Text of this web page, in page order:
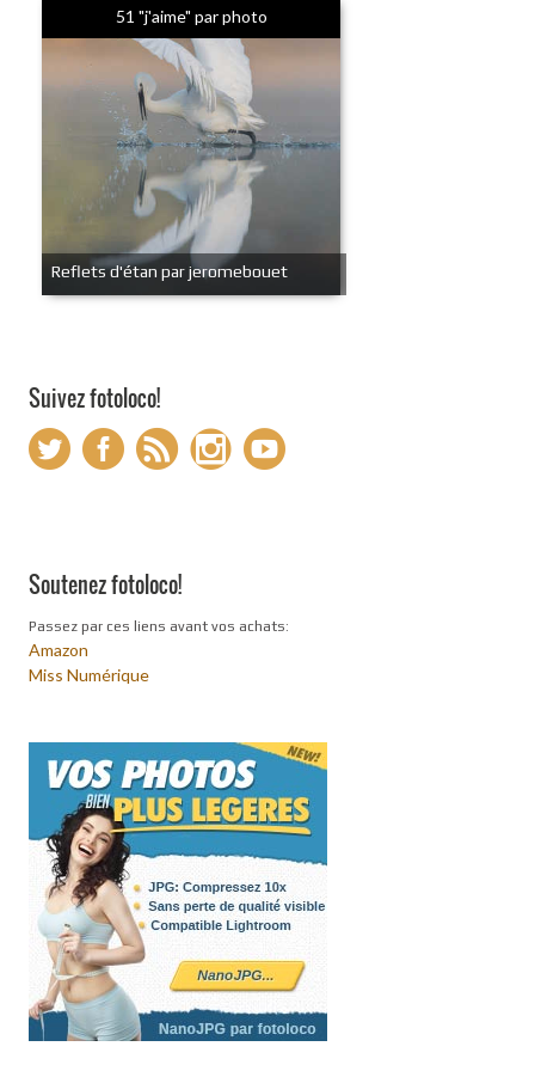
51 "j'aime" par photo
Reflets d'étan par jeromebouet
Suivez fotoloco!
Soutenez fotoloco!
Passez par ces liens avant vos achats:
Amazon
Miss Numérique